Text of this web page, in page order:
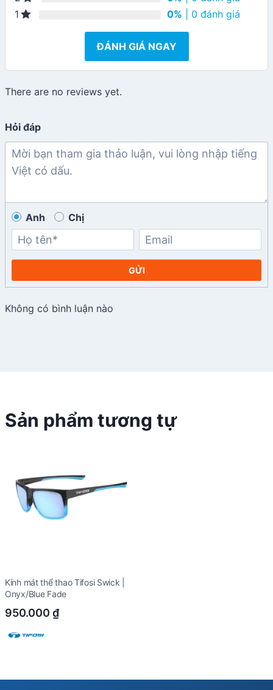
1
0% | 0 đánh giá
ĐÁNH GIÁ NGAY
There are no reviews yet.
Hỏi đáp
Anh Chị
GỬI
Không có bình luận nào
Sản phẩm tương tự
Kính mát thể thao Tifosi Swick |
Onyx/Blue Fade
950.000 ₫